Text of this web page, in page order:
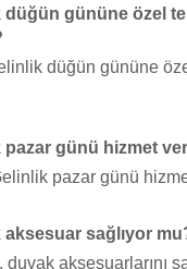
düğün gününe özel
düğün gününe
pazar günü hizmet
pazar günü
aksesuar sağlıyor
aksesuarlarını